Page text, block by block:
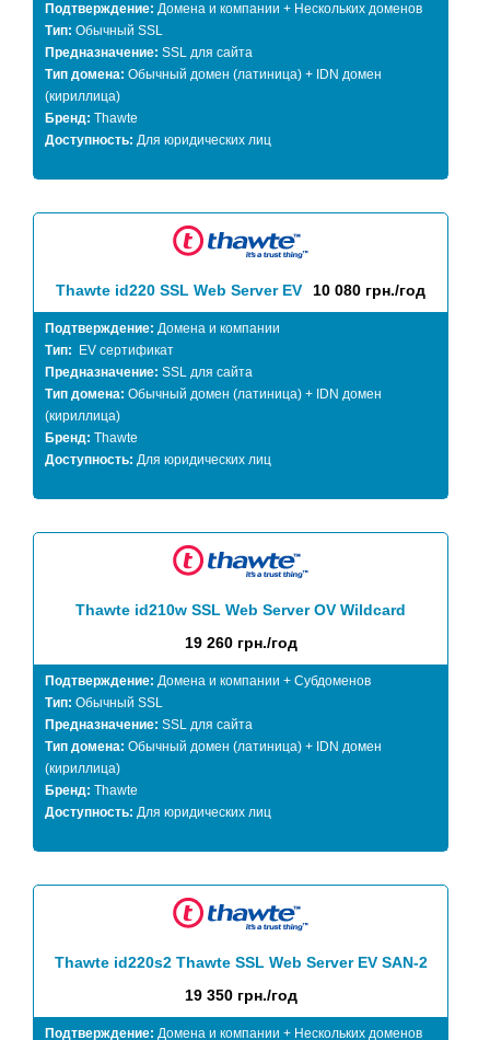
Подтверждение: Домена и компании + Нескольких доменов
Тип: Обычный SSL
Предназначение: SSL для сайта
Тип домена: Обычный домен (латиница) + IDN домен
(кириллица)
Бренд: Thawte
Доступность: Для юридических лиц
Thawte id220 SSL Web Server EV 10 080 грн./год
Подтверждение: Домена и компании
Тип:
EV сертификат
Предназначение: SSL для сайта
Тип домена: Обычный домен (латиница) + IDN домен
(кириллица)
Бренд: Thawte
Доступность: Для юридических лиц
Thawte id210w SSL Web Server OV Wildcard
19 260 грн./год
Подтверждение: Домена и компании + Субдоменов
Тип: Обычный SSL
Предназначение: SSL для сайта
Тип домена: Обычный домен (латиница) + IDN домен
(кириллица)
Бренд: Thawte
Доступность: Для юридических лиц
Thawte id220s2 Thawte SSL Web Server EV SAN-2
19 350 грн./год
Подтверждение: Домена и компании + Нескольких доменов